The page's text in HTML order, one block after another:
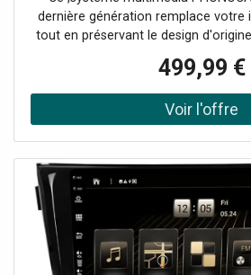
dernière génération remplace votre
tout en préservant le design
Un adaptateur spécifique est
une ,intégration parfaite dans
Juke.Son ,écran tactile capacitif
haute définition offre une
nombreuses fonctionnalités clés
: ,Apple CarPlay et Android Auto
facile avec votre smartphone-
d'exploitation puissant pour
optimisée- ,Super Tuner DAB+ ,:
pour une qualité audio
499,99 €